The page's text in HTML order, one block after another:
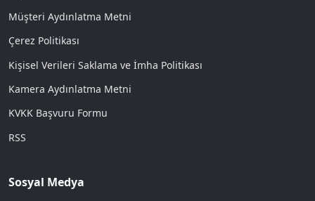
Müşteri Aydınlatma Metni
Çerez Politikası
Kişisel Verileri Saklama ve İmha Politikası
Kamera Aydınlatma Metni
KVKK Başvuru Formu
RSS
Sosyal Medya